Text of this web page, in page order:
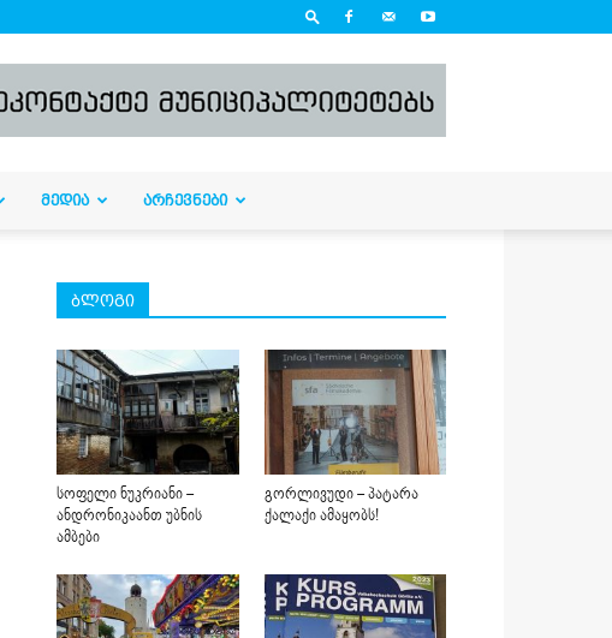
ᲛᲔᲓᲘᲐ ᲐᲠᲩᲔᲕᲜᲔᲑᲘ
ბლოგი
სოფელი ნუკრიანი –
ანდრონიკაანთ უბნის
ამბები
გორლივუდი – პატარა
ქალაქი ამაყობს!